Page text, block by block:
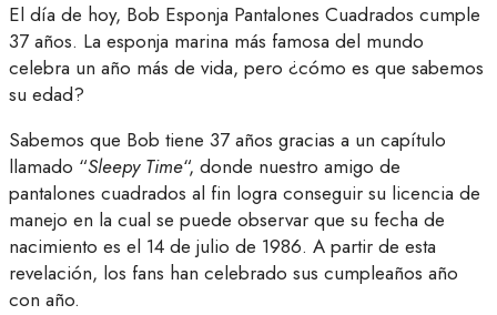
El día de hoy, Bob Esponja Pantalones Cuadrados cumple
37 años. La esponja marina más famosa del mundo
celebra un año más de vida, pero ¿cómo es que sabemos
su edad?
Sabemos que Bob tiene 37 años gracias a un capítulo
llamado “Sleepy Time“, donde nuestro amigo de
pantalones cuadrados al fin logra conseguir su licencia de
manejo en la cual se puede observar que su fecha de
nacimiento es el 14 de julio de 1986. A partir de esta
revelación, los fans han celebrado sus cumpleaños año
con año.